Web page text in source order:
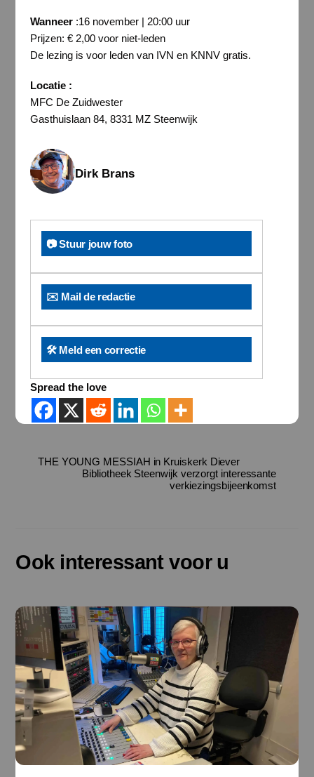
Wanneer:16 november | 20:00 uur
Prijzen: € 2,00 voor niet-leden
De lezing is voor leden van IVN en KNNV gratis.
Locatie :
MFC De Zuidwester
Gasthuislaan 84, 8331 MZ Steenwijk
Dirk Brans
📷 Stuur jouw foto
✉️ Mail de redactie
🛠️ Meld een correctie
Spread the love
THE YOUNG MESSIAH in Kruiskerk Diever
Bibliotheek Steenwijk verzorgt interessante
verkiezingsbijeenkomst
Ook interessant voor u